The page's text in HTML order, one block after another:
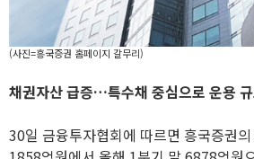
(사진=흥국증권 홈페이지 갈무리)
채권자산 급증…특수채 중심으로 운용
30일 금융투자협회에 따르면 흥국증권